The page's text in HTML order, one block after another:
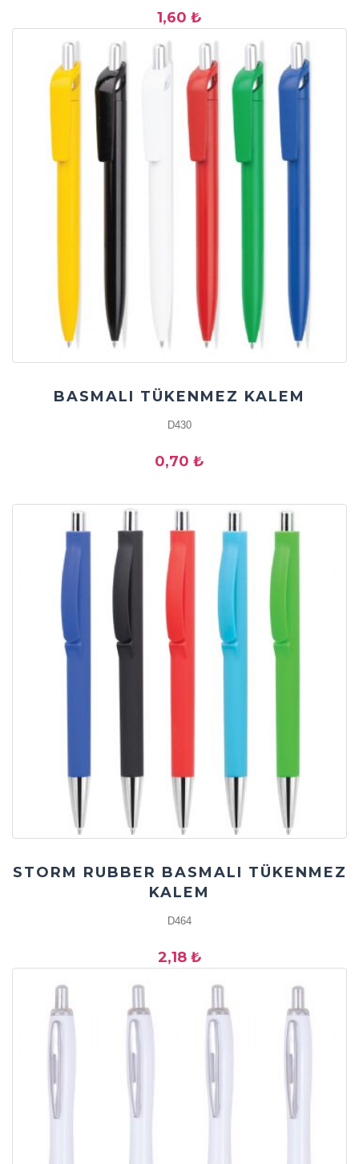
1,60 ₺
BASMALI TÜKENMEZ KALEM
D430
0,70 ₺
STORM RUBBER BASMALI TÜKENMEZ
KALEM
D464
2,18 ₺